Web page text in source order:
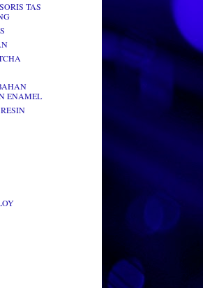
TAS
ENAMEL